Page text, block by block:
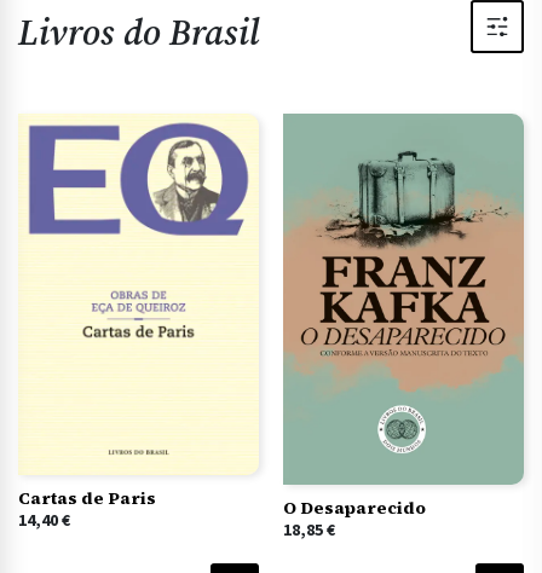
Livros do Brasil
Cartas de Paris
14,40€
O Desaparecido
18,85€